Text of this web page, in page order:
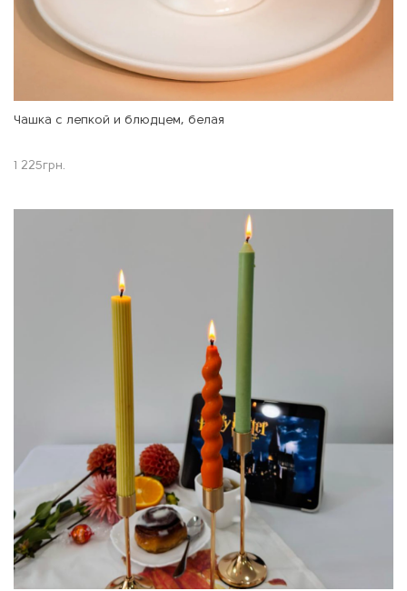
Чашка c лепкой и блюдцем, белая
1 225грн.